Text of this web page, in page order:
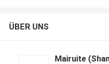
ÜBER UNS
Mairuite